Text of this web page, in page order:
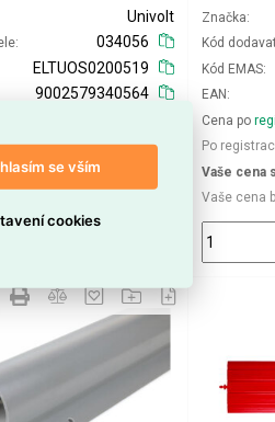
Univolt
034056
ELTUOS0200519
9002579340564
DPH
1 052,01 Kč
1 325,88 Kč
Přidat do košíku
Značka
Kód
Kód EMAS
EAN
Cena po
Po
Vaše cena
Vaše cena
se vším
cookies